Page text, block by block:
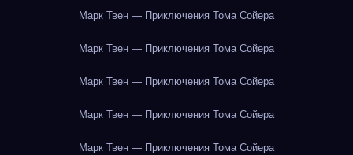
Марк Твен — Приключения Тома Сойера
Марк Твен — Приключения Тома Сойера
Марк Твен — Приключения Тома Сойера
Марк Твен — Приключения Тома Сойера
Марк Твен — Приключения Тома Сойера